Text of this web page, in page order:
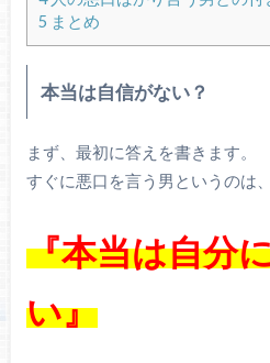
5 まとめ
本当は自信がない？
まず、最初に答えを書きます。
すぐに悪口を言う男というのは、
『本当は自分
い』